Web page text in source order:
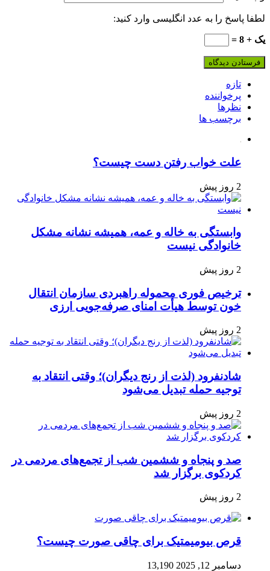
لطفا پاسخ را به عدد انگلیسی وارد کنید:
یک + 8 =
تازه
پرخواننده
نظرها
برچسب ها
علت خواب رفتن دست چیست؟
2 روز پیش
وابستگی به خاله و عمه، همیشه نشانه مشکل
خانوادگی نیست
2 روز پیش
ترخیص فوری محموله راهبردی سازمان انتقال
خون توسط هیأت امنای صرفه‌جویی ارزی
2 روز پیش
شادنفرود (لذت از رنج دیگران)؛ وقتی انتقاد به
توجیه حمله تبدیل می‌شود
2 روز پیش
صد و پنجاه‌ و ششمین شب از تجمع‌های مردمی در
کردکوی برگزار شد
2 روز پیش
قرص بیومیمتیک برای چاقی صورت چیست؟
دسامبر 12, 2025 13,190